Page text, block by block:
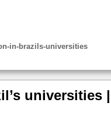
in-brazils-universities
universities